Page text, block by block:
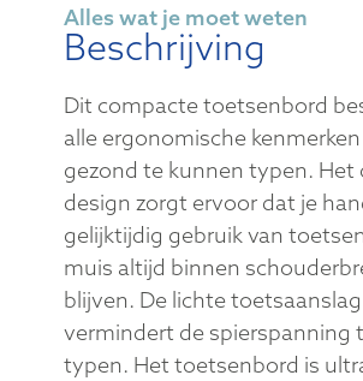
Alles wat je moet weten
Beschrijving
Dit compacte toetsenbord
alle ergonomische
gezond te kunnen typen. Het
design zorgt ervoor dat je
gelijktijdig gebruik van
muis altijd binnen
blijven. De lichte toetsaanslag
vermindert de spierspanning
typen. Het toetsenbord is